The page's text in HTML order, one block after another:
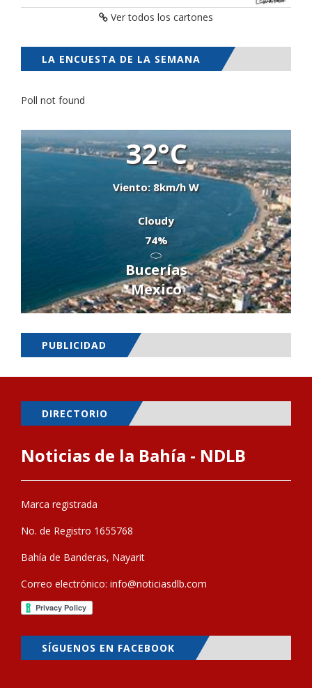
Ver todos los cartones
LA ENCUESTA DE LA SEMANA
Poll not found
32°C
Viento: 8km/h W
Cloudy
74%
Bucerías
Mexico
PUBLICIDAD
DIRECTORIO
Noticias de la Bahía - NDLB
Marca registrada
No. de Registro 1655768
Bahía de Banderas, Nayarit
Correo electrónico: info@noticiasdlb.com
SÍGUENOS EN FACEBOOK